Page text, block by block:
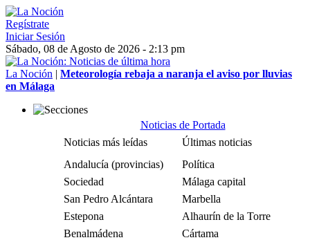
Regístrate
Iniciar Sesión
Sábado, 08 de Agosto de 2026 - 2:13 pm
La Noción | Meteorología rebaja a naranja el aviso por lluvias
en Málaga
Noticias de Portada
Noticias más leídas
Últimas noticias
Andalucía (provincias)
Política
Sociedad
Málaga capital
San Pedro Alcántara
Marbella
Estepona
Alhaurín de la Torre
Benalmádena
Cártama